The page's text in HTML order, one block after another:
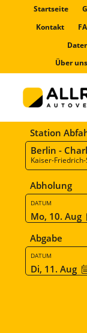
Startseite
Kontakt
Über uns
Station
Berlin -
Kaiser-
Abholung
DATUM
Mo, 10. Aug
Abgabe
DATUM
Di, 11. Aug